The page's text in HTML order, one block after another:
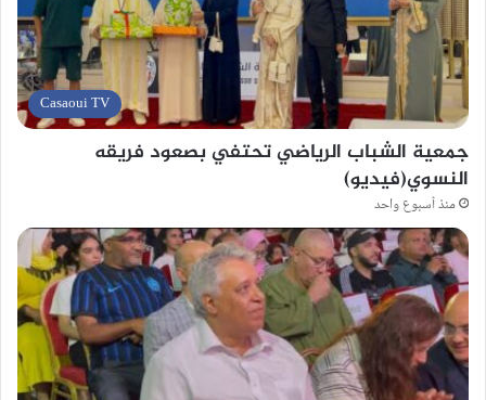
Casaoui TV
جمعية الشباب الرياضي تحتفي بصعود فريقه
النسوي(فيديو)
منذ أسبوع واحد